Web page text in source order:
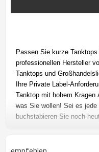
Passen Sie kurze
professionellen Hersteller
Tanktops und
Ihre Private Label-
Tanktop mit hohem Kragen
was Sie wollen! Sei es
buchstabieren Sie noch